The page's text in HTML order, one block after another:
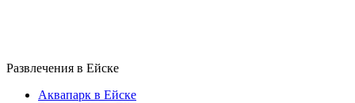
Развлечения в Ейске
Аквапарк в Ейске